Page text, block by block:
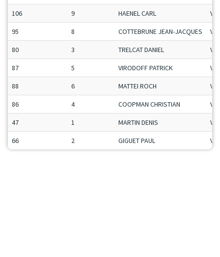
106 9 HAENEL CARL Vet
95 8 COTTEBRUNE JEAN-JACQUES Vet
80 3 TRELCAT DANIEL Vet
87 5 VIRODOFF PATRICK Vet
88 6 MATTEI ROCH Vet
86 4 COOPMAN CHRISTIAN Vet
47 1 MARTIN DENIS Vet
66 2 GIGUET PAUL Vet